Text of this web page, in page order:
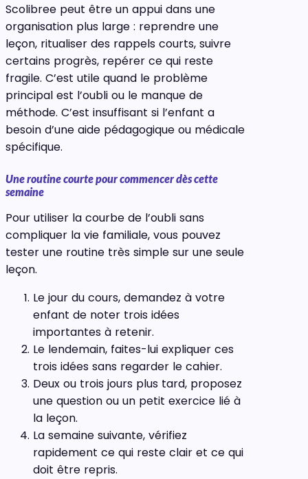
Scolibree peut être un appui dans une
organisation plus large : reprendre une
leçon, ritualiser des rappels courts, suivre
certains progrès, repérer ce qui reste
fragile. C’est utile quand le problème
principal est l’oubli ou le manque de
méthode. C’est insuffisant si l’enfant a
besoin d’une aide pédagogique ou médicale
spécifique.
Une routine courte pour commencer dès cette
semaine
Pour utiliser la courbe de l’oubli sans
compliquer la vie familiale, vous pouvez
tester une routine très simple sur une seule
leçon.
Le jour du cours, demandez à votre
enfant de noter trois idées
importantes à retenir.
Le lendemain, faites-lui expliquer ces
trois idées sans regarder le cahier.
Deux ou trois jours plus tard, proposez
une question ou un petit exercice lié à
la leçon.
La semaine suivante, vérifiez
rapidement ce qui reste clair et ce qui
doit être repris.